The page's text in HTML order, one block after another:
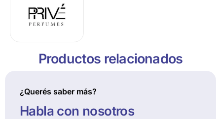
Productos relacionados
¿Querés saber más?
Habla con nosotros